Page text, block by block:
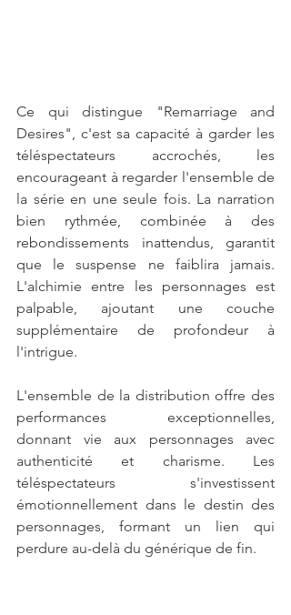
Ce qui distingue "Remarriage and
Desires", c'est sa capacité à garder les
téléspectateurs accrochés, les
encourageant à regarder l'ensemble de
la série en une seule fois. La narration
bien rythmée, combinée à des
rebondissements inattendus, garantit
que le suspense ne faiblira jamais.
L'alchimie entre les personnages est
palpable, ajoutant une couche
supplémentaire de profondeur à
l'intrigue.
L'ensemble de la distribution offre des
performances exceptionnelles,
donnant vie aux personnages avec
authenticité et charisme. Les
téléspectateurs s'investissent
émotionnellement dans le destin des
personnages, formant un lien qui
perdure au-delà du générique de fin.